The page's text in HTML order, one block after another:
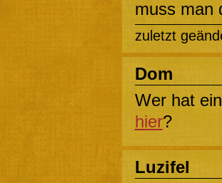
muss man
zuletzt
Dom
Wer hat
hier?
Luzifel